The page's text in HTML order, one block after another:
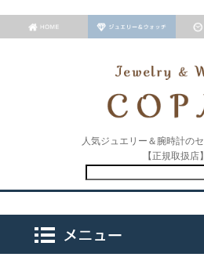
人気ジュエリー＆腕時計の
【正規取扱店】